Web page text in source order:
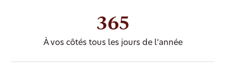
365
À vos côtés tous les jours de l’année